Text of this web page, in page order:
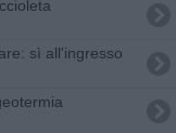
sì all'ingresso